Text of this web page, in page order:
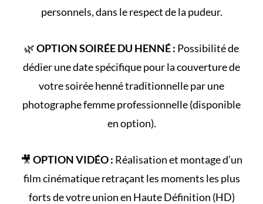
personnels, dans le respect de la pudeur.
🌿OPTION SOIRÉE DU HENNÉ : Possibilité de
dédier une date spécifique pour la couverture de
votresoirée hennétraditionnelle par une
photographe femme professionnelle (disponible
en option).
🎥 OPTION VIDÉO : Réalisation et montage d’un
film cinématique retraçant les moments les plus
fortsde votre union en Haute Définition (HD)